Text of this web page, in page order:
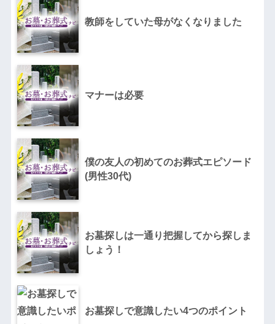
教師をしていた母がなくなりました
マナーは必要
僕の友人の初めてのお葬式エピソード
(男性30代)
お墓探しは一通り把握してから探しま
しょう！
お墓探しで意識したい4つのポイント